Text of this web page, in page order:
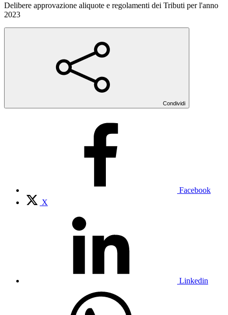
Delibere approvazione aliquote e regolamenti dei Tributi per l'anno
2023
Condividi
Facebook
X
Linkedin